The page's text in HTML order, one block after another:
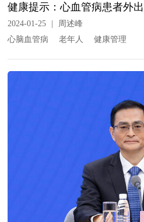
健康提示：心血管病患者外
2024-01-25 |
周述峰
心脑血管病
老年人 健康管理